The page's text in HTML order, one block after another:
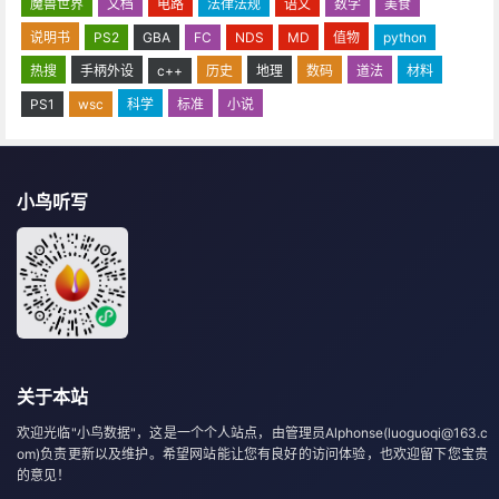
魔兽世界 文档 电路 法律法规 语文 数学
美食
说明书
PS2 GBA FC NDS MD 值物
python
热搜
手柄外设 c++ 历史 地理 数码 道法
材料
PS1
wsc 科学 标准 小说
小鸟听写
关于本站
欢迎光临"小鸟数据"，这是一个个人站点，由管理员Alphonse(luoguoqi@163.c
om)负责更新以及维护。希望网站能让您有良好的访问体验，也欢迎留下您宝贵
的意见！